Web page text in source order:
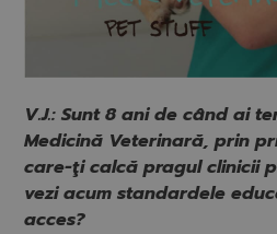
V.J.: Sunt 8 ani de când ai
Medicină Veterinară, prin
care-ţi calcă pragul clinicii
vezi acum standardele
acces?